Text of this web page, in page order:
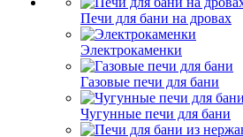
Печи для бани на дровах
Электрокаменки
Газовые печи для бани
Чугунные печи для бани